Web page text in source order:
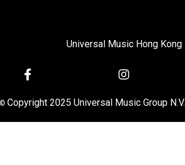
Universal Music Hong Kong
© Copyright 2025 Universal Music Group N.V.